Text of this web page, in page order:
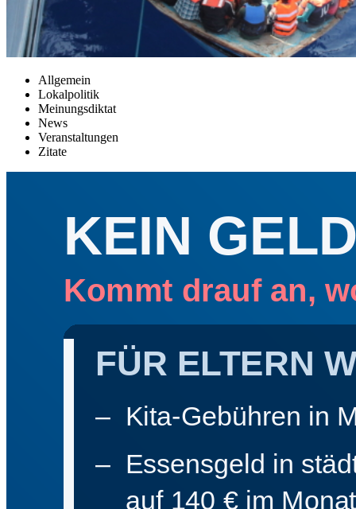
Allgemein
Lokalpolitik
Meinungsdiktat
News
Veranstaltungen
Zitate